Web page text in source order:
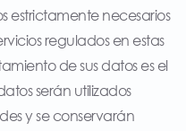
estrictamente necesarios
regulados en estas
de sus datos es el
serán utilizados
y se conservarán